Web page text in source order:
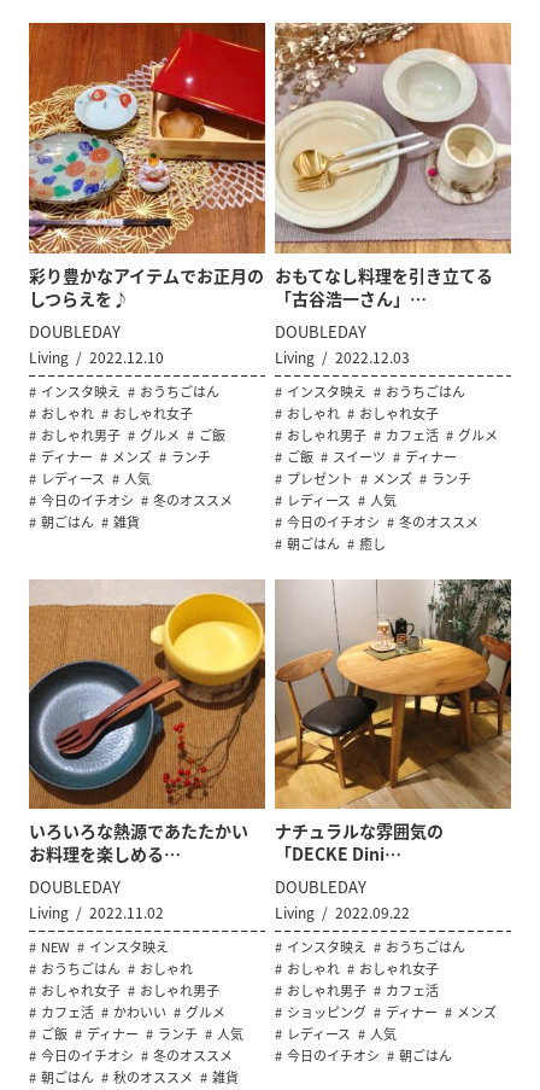
彩り豊かなアイテムでお正月の
しつらえを♪
DOUBLEDAY
Living 2022.12.10
インスタ映え
おうちごはん
おしゃれ
おしゃれ女子
おしゃれ男子
グルメ
ご飯
ディナー
メンズ
ランチ
レディース
人気
今日のイチオシ
冬のオススメ
朝ごはん
雑貨
おもてなし料理を引き立てる
「古谷浩一さん」…
DOUBLEDAY
Living 2022.12.03
インスタ映え
おうちごはん
おしゃれ
おしゃれ女子
おしゃれ男子
カフェ活
グルメ
ご飯
スイーツ
ディナー
プレゼント
メンズ
ランチ
レディース
人気
今日のイチオシ
冬のオススメ
朝ごはん
癒し
いろいろな熱源であたたかい
お料理を楽しめる…
DOUBLEDAY
Living 2022.11.02
NEW
インスタ映え
おうちごはん
おしゃれ
おしゃれ女子
おしゃれ男子
カフェ活
かわいい
グルメ
ご飯
ディナー ランチ
人気
今日のイチオシ
冬のオススメ
朝ごはん
秋のオススメ 雑貨
ナチュラルな雰囲気の
「DECKE Dini…
DOUBLEDAY
Living 2022.09.22
インスタ映え
おうちごはん
おしゃれ
おしゃれ女子
おしゃれ男子
カフェ活
ショッピング
ディナー
メンズ
レディース
人気
今日のイチオシ
朝ごはん